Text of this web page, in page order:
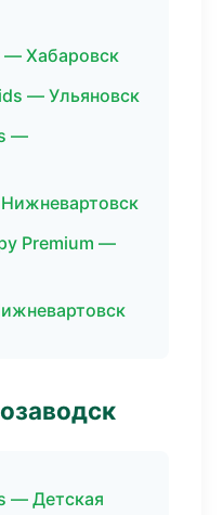
— Хабаровск
— Ульяновск
—
Premium —
— Детская